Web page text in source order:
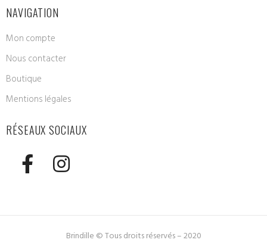
NAVIGATION
Mon compte
Nous contacter
Boutique
Mentions légales
RÉSEAUX SOCIAUX
Brindille © Tous droits réservés – 2020